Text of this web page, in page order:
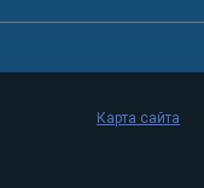
Карта сайта